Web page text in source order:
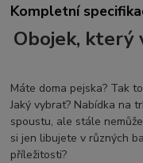
Kompletní
Obojek, který
Máte doma pejska? Tak
Jaký vybrat? Nabídka na
spoustu, ale stále
si jen libujete v různých
příležitosti?